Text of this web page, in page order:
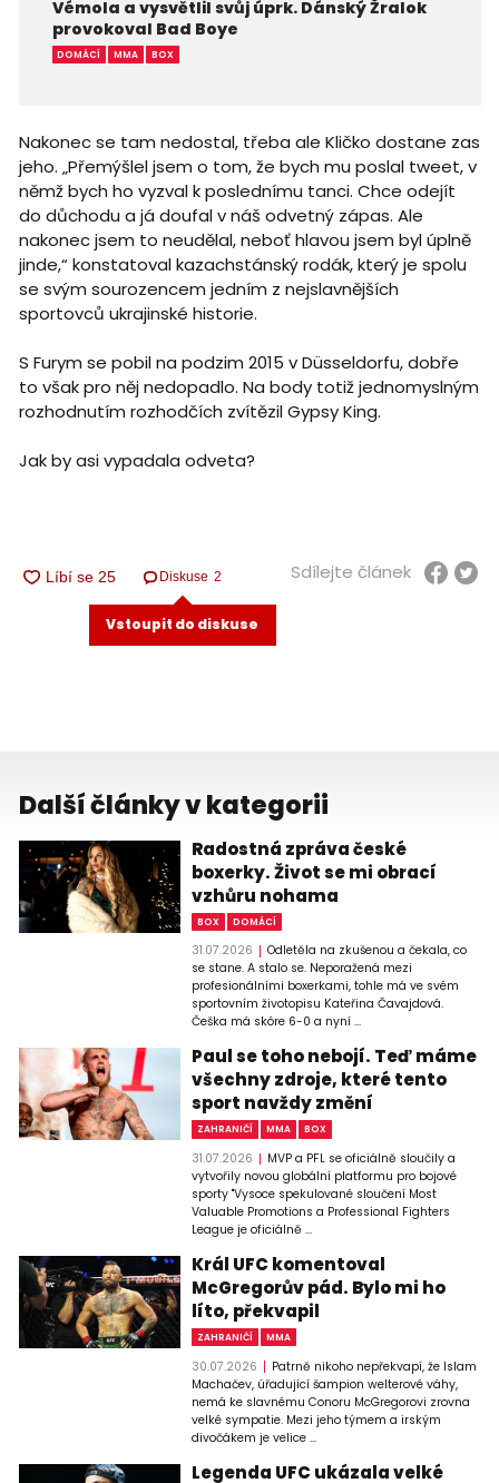
Vémola a vysvětlil svůj úprk. Dánský Žralok
provokoval Bad Boye
DOMÁCÍ MMA BOX
Nakonec se tam nedostal, třeba ale Kličko dostane zas
jeho. „Přemýšlel jsem o tom, že bych mu poslal tweet, v
němž bych ho vyzval k poslednímu tanci. Chce odejít
do důchodu a já doufal v náš odvetný zápas. Ale
nakonec jsem to neudělal, neboť hlavou jsem byl úplně
jinde,“ konstatoval kazachstánský rodák, který je spolu
se svým sourozencem jedním z nejslavnějších
sportovců ukrajinské historie.
S Furym se pobil na podzim 2015 v Düsseldorfu, dobře
to však pro něj nedopadlo. Na body totiž jednomyslným
rozhodnutím rozhodčích zvítězil Gypsy King.
Jak by asi vypadala odveta?
Diskuse 2
Vstoupit do diskuse
Sdílejte článek
Další články v kategorii
Radostná zpráva české
boxerky. Život se mi obrací
vzhůru nohama
BOX DOMÁCÍ
31.07.2026
Odletěla na zkušenou a čekala, co
se stane. A stalo se. Neporažená mezi
profesionálními boxerkami, tohle má ve svém
sportovním životopisu Kateřina Čavajdová.
Češka má skóre 6-0 a nyní ...
Paul se toho nebojí. Teď máme
všechny zdroje, které tento
sport navždy změní
ZAHRANIČÍ MMA BOX
31.07.2026
MVP a PFL se oficiálně sloučily a
vytvořily novou globální platformu pro bojové
sporty "Vysoce spekulované sloučení Most
Valuable Promotions a Professional Fighters
League je oficiálně ...
Král UFC komentoval
McGregorův pád. Bylo mi ho
líto, překvapil
ZAHRANIČÍ MMA
30.07.2026
Patrně nikoho nepřekvapí, že Islam
Machačev, úřadující šampion welterové váhy,
nemá ke slavnému Conoru McGregorovi zrovna
velké sympatie. Mezi jeho týmem a irským
divočákem je velice ...
Legenda UFC ukázala velké